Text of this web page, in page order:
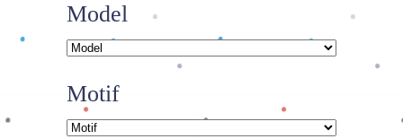
Model
Motif